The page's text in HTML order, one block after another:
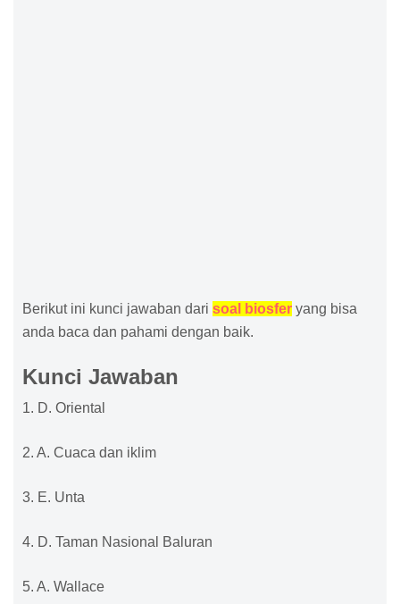
Berikut ini kunci jawaban dari soal biosfer yang bisa
anda baca dan pahami dengan baik.
Kunci Jawaban
1. D. Oriental
2. A. Cuaca dan iklim
3. E. Unta
4. D. Taman Nasional Baluran
5. A. Wallace